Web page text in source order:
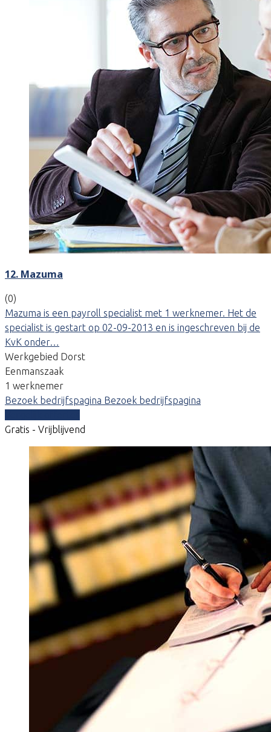
12. Mazuma
(0)
Mazuma is een payroll specialist met 1 werknemer. Het de
specialist is gestart op 02-09-2013 en is ingeschreven bij de
KvK onder…
Werkgebied Dorst
Eenmanszaak
1 werknemer
Bezoek bedrijfspagina Bezoek bedrijfspagina
Gratis - Vrijblijvend